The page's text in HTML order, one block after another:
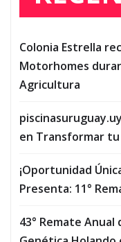
Colonia Estrella
Motorhomes
Agricultura
en Transformar tu
¡Oportunidad
Presenta: 11°
43° Remate Anual